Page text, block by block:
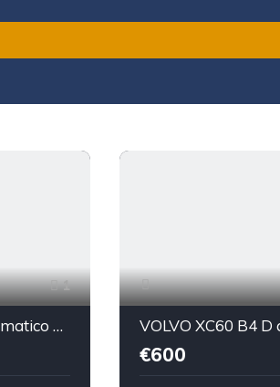
1
VOLVO XC60 B4 D automatico Core Sport utility vehicle 5-door (Euro 6D)
€600